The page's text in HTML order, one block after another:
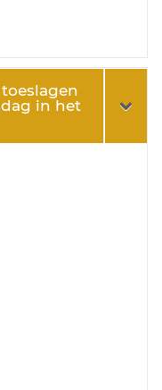
in het